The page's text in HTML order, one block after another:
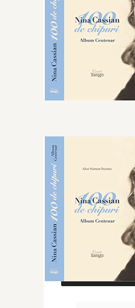
CAUTĂ ÎN SITE